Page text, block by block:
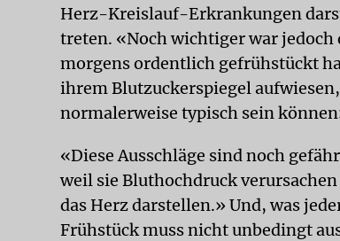
Herz-Kreislauf-Erkrankungen
treten. «Noch wichtiger war jedoch
morgens ordentlich gefrühstückt
ihrem Blutzuckerspiegel
normalerweise typisch sein
«Diese Ausschläge sind noch
weil sie Bluthochdruck
das Herz darstellen.» Und, was
Frühstück muss nicht unbedingt